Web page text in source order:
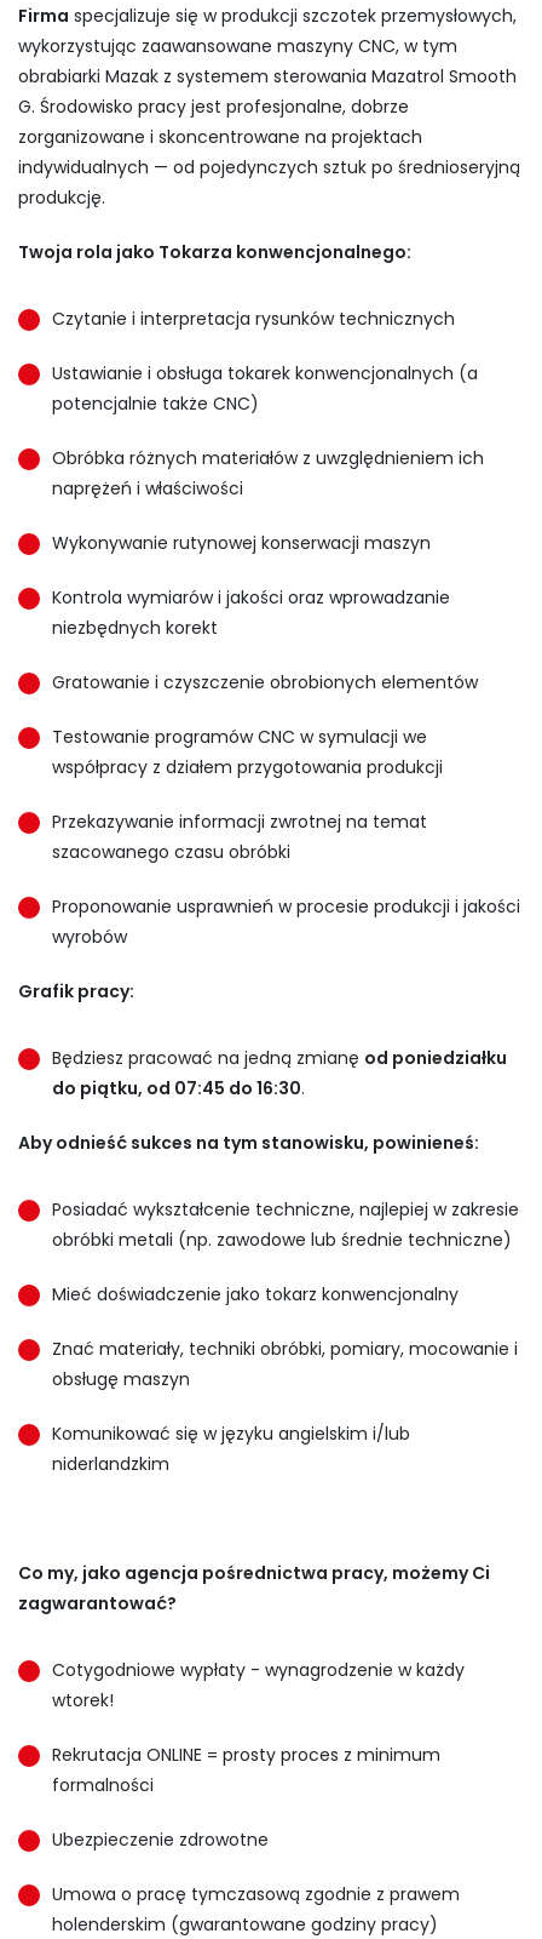
Firma specjalizuje się w produkcji szczotek przemysłowych,
wykorzystując zaawansowane maszyny CNC, w tym
obrabiarki Mazak z systemem sterowania Mazatrol Smooth
G. Środowisko pracy jest profesjonalne, dobrze
zorganizowane i skoncentrowane na projektach
indywidualnych — od pojedynczych sztuk po średnioseryjną
produkcję.
Twoja rola jako Tokarza konwencjonalnego:
Czytanie i interpretacja rysunków technicznych
Ustawianie i obsługa tokarek konwencjonalnych (a
potencjalnie także CNC)
Obróbka różnych materiałów z uwzględnieniem ich
naprężeń i właściwości
Wykonywanie rutynowej konserwacji maszyn
Kontrola wymiarów i jakości oraz wprowadzanie
niezbędnych korekt
Gratowanie i czyszczenie obrobionych elementów
Testowanie programów CNC w symulacji we
współpracy z działem przygotowania produkcji
Przekazywanie informacji zwrotnej na temat
szacowanego czasu obróbki
Proponowanie usprawnień w procesie produkcji i jakości
wyrobów
Grafik pracy:
Będziesz pracować na jedną zmianę od poniedziałku
do piątku, od 07:45 do 16:30.
Aby odnieść sukces na tym stanowisku, powinieneś:
Posiadać wykształcenie techniczne, najlepiej w zakresie
obróbki metali (np. zawodowe lub średnie techniczne)
Mieć doświadczenie jako tokarz konwencjonalny
Znać materiały, techniki obróbki, pomiary, mocowanie i
obsługę maszyn
Komunikować się w języku angielskim i/lub
niderlandzkim
Co my, jako agencja pośrednictwa pracy, możemy Ci
zagwarantować?
Cotygodniowe wypłaty - wynagrodzenie w każdy
wtorek!
Rekrutacja ONLINE = prosty proces z minimum
formalności
Ubezpieczenie zdrowotne
Umowa o pracę tymczasową zgodnie z prawem
holenderskim (gwarantowane godziny pracy)